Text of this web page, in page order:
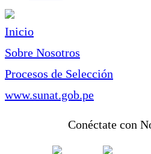
Inicio
Sobre Nosotros
Procesos de Selección
www.sunat.gob.pe
Conéctate con